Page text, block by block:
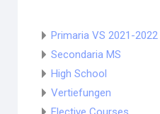
Primaria VS 2021-2022
Secondaria MS
High School
Vertiefungen